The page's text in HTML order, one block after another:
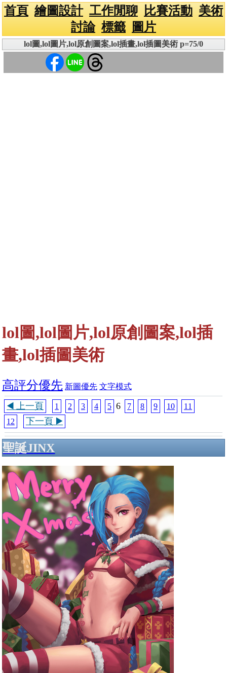
首頁 繪圖設計 工作閒聊 比賽活動 美術
討論 標籤 圖片
lol圖,lol圖片,lol原創圖案,lol插畫,lol插圖美術 p=75/0
lol圖,lol圖片,lol原創圖案,lol插
畫,lol插圖美術
高評分優先 新圖優先 文字模式
◀️ 上一頁 1 2 3 4 5 6 7 8 9 10
11
12
下一頁 ▶️
聖誕JINX